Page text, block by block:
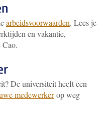
arbeidsvoorwaarden. Lees je
en vakantie,
Cao.
De universiteit heeft een
medewerkerop weg